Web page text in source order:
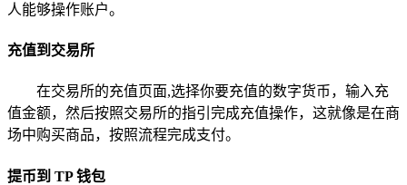
人能够操作账户。
充值到交易所
在交易所的充值页面,选择你要充值的数字货币，输入充
值金额，然后按照交易所的指引完成充值操作，这就像是在商
场中购买商品，按照流程完成支付。
提币到 TP 钱包